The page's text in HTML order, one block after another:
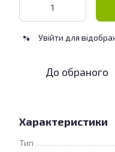
% Увійти для
До обраного
Характеристики
Тип